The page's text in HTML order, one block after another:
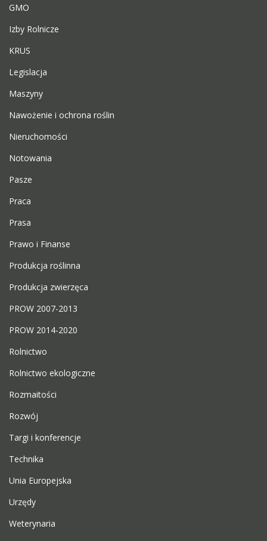
GMO
Izby Rolnicze
KRUS
Legislacja
Maszyny
Nawożenie i ochrona roślin
Nieruchomości
Notowania
Pasze
Praca
Prasa
Prawo i Finanse
Produkcja roślinna
Produkcja zwierzęca
PROW 2007-2013
PROW 2014-2020
Rolnictwo
Rolnictwo ekologiczne
Rozmaitości
Rozwój
Targi i konferencje
Technika
Unia Europejska
Urzędy
Weterynaria